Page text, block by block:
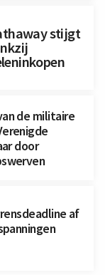
stijgt
de militaire
door
af